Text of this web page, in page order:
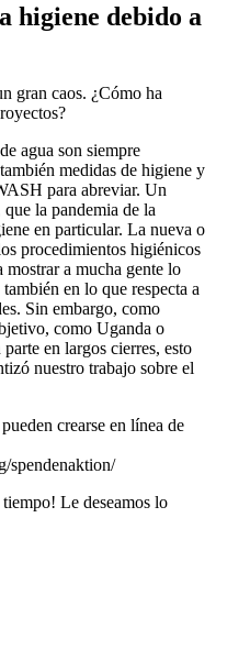
higiene debido a
gran caos. ¿Cómo ha
agua son siempre
medidas de higiene y
para abreviar. Un
la pandemia de la
en particular. La nueva o
procedimientos higiénicos
a mucha gente lo
en lo que respecta a
Sin embargo, como
como Uganda o
en largos cierres, esto
nuestro trabajo sobre el
crearse en línea de
spendenaktion/
Le deseamos lo